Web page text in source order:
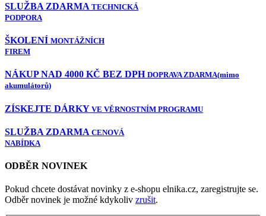
SLUŽBA ZDARMA TECHNICKÁ
PODPORA
ŠKOLENÍ MONTÁŽNÍCH
FIREM
NÁKUP NAD 4000 KČ BEZ DPH DOPRAVA ZDARMA(mimo
akumulátorů)
ZÍSKEJTE DÁRKY VE VĚRNOSTNÍM PROGRAMU
SLUŽBA ZDARMA CENOVÁ
NABÍDKA
ODBĚR NOVINEK
Pokud chcete dostávat novinky z e-shopu elnika.cz, zaregistrujte se.
Odběr novinek je možné kdykoliv zrušit.